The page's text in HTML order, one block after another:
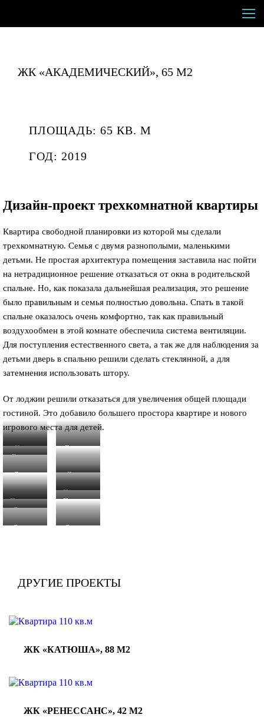
ЖК «АКАДЕМИЧЕСКИЙ», 65 М2
ПЛОЩАДЬ: 65 КВ. М
ГОД: 2019
Дизайн-проект трехкомнатной квартиры
Квартира свободной планировки из которой мы сделали
трехкомнатную. Семья с двумя разнополыми, маленькими
детьми. Не простая архитектура помещения заставила нас пойти
на нетрадиционное решение отказаться от окна в родительской
спальне. Но, как показала дальнейшая реализация, это решение
было правильным и семья полностью довольна. Спать в такой
спальне оказалось очень комфортно, так как правильный
воздухообмен в этой комнате обеспечила система вентиляции.
Для поступления естественного света, а так же для наблюдения за
детьми дверь в спальню решили сделать стеклянной, а для
затемнения использовать штору.
От лоджии решили отказаться для увеличения общей площади
гостиной. Это добавило большего простора квартире и нового
игрового места для детей.
Кухня-
гостиная
Гостиная
Гостиная
Детская Детская
Прихожая
Прихожая
Прихожая
Санузел
Спальня
Спальня.
гостиную.
ДРУГИЕ ПРОЕКТЫ
ЖК «КАТЮША», 88 М2
ЖК «РЕНЕССАНС», 42 М2